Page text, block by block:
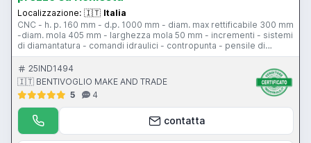
Localizzazione: 🇮🇹 Italia
CNC - h. p. 160 mm - d.p. 1000 mm - diam. max rettificabile 300 mm
-diam. mola 405 mm - larghezza mola 50 mm - incrementi - sistemi
di diamantatura - comandi idraulici - contropunta - pensile di
comando - depuratore a tessuto - protezione antinfortunistica -
MARPOSS ZE2
25IND1494
🇮🇹 BENTIVOGLIO MAKE AND TRADE
5
4
contatta